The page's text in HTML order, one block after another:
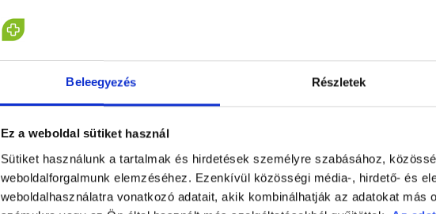
Beleegyezés Részletek
Ez a weboldal sütiket használ
Sütiket használunk a tartalmak és hirdetések személyre szabásához,
weboldalforgalmunk elemzéséhez. Ezenkívül közösségi média-, hirdető- és
weboldalhasználatra vonatkozó adatait, akik kombinálhatják az adatokat más
Nasipur orröblítő + orröblítő só
Taleum 22
15g